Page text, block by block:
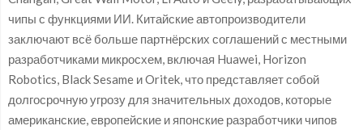
чипы с функциями ИИ. Китайские автопроизводители
заключают всё больше партнёрских соглашений с местными
разработчиками микросхем, включая Huawei, Horizon
Robotics, Black Sesame и Oritek, что представляет собой
долгосрочную угрозу для значительных доходов, которые
американские, европейские и японские разработчики чипов